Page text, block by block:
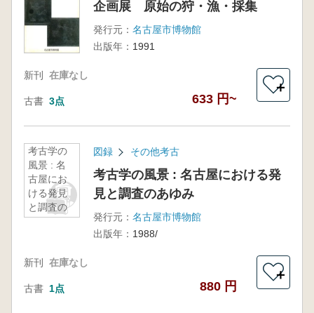
企画展 原始の狩・漁・採集
発行元： 名古屋市博物館
出版年： 1991
新刊 在庫なし
古書 3点 633 円~
＋
考古学の
風景 : 名
古屋にお
ける発見
と調査の
あゆみ
図録 その他考古
考古学の風景 : 名古屋における発
見と調査のあゆみ
発行元： 名古屋市博物館
出版年： 1988/
新刊 在庫なし
古書 1点 880 円
＋